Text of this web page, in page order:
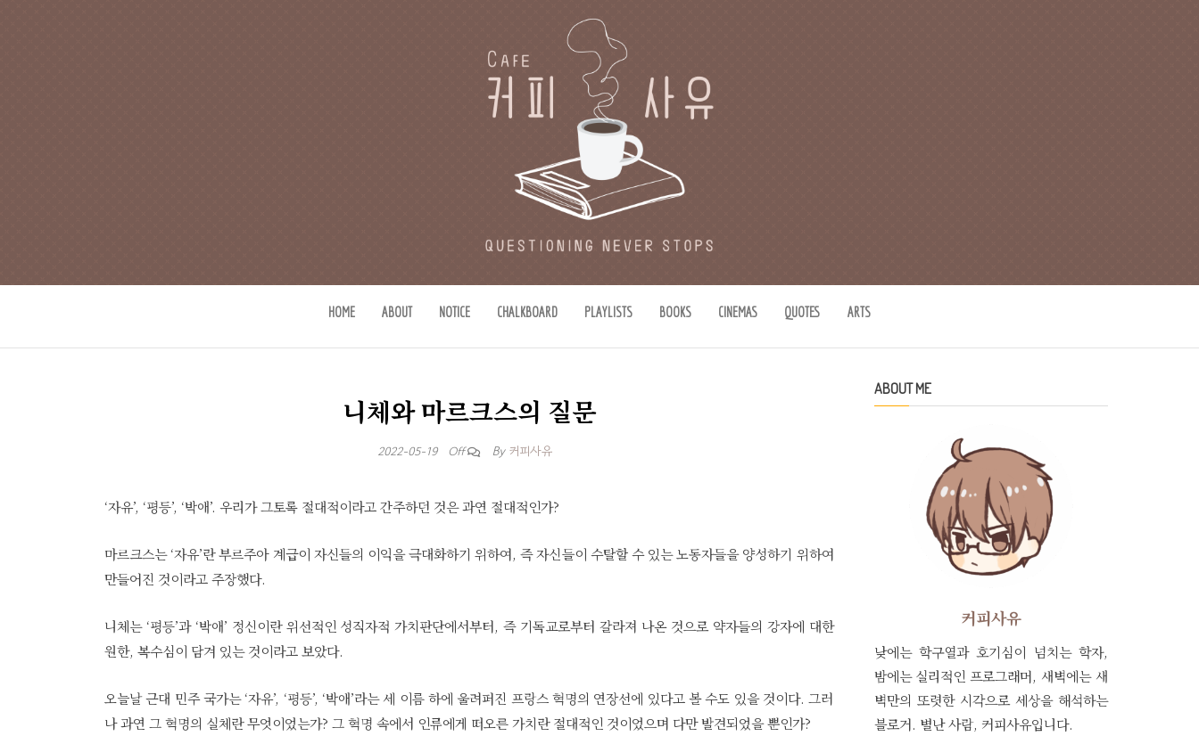
카페지기 커피사유의 커피와 사유(思惟)가 있는 공간.
HOME ABOUT NOTICE CHALKBOARD PLAYLISTS BOOKS CINEMAS QUOTES ARTS
니체와 마르크스의 질문
2022-05-19 Off By 커피사유
‘자유’, ‘평등’, ‘박애’. 우리가 그토록 절대적이라고 간주하던 것은 과연 절대적인가?
마르크스는 ‘자유’란 부르주아 계급이 자신들의 이익을 극대화하기 위하여, 즉 자신들이 수탈할 수 있는 노동자들을 양성하기 위하여
만들어진 것이라고 주장했다.
니체는 ‘평등’과 ‘박애’ 정신이란 위선적인 성직자적 가치판단에서부터, 즉 기독교로부터 갈라져 나온 것으로 약자들의 강자에 대한
원한, 복수심이 담겨 있는 것이라고 보았다.
오늘날 근대 민주 국가는 ‘자유’, ‘평등’, ‘박애’라는 세 이름 하에 울려퍼진 프랑스 혁명의 연장선에 있다고 볼 수도 있을 것이다. 그러
나 과연 그 혁명의 실체란 무엇이었는가? 그 혁명 속에서 인류에게 떠오른 가치란 절대적인 것이었으며 다만 발견되었을 뿐인가?
ABOUT ME
커피사유
낮에는 학구열과 호기심이 넘치는 학자,
밤에는 실리적인 프로그래머, 새벽에는 새
벽만의 또렷한 시각으로 세상을 해석하는
블로거. 별난 사람, 커피사유입니다.